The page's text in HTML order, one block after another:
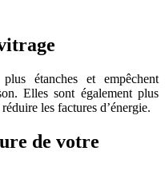
étanches et empêchent
Elles sont également plus
les factures d’énergie.
de votre